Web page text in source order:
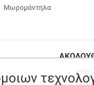
Μωρομάντηλα